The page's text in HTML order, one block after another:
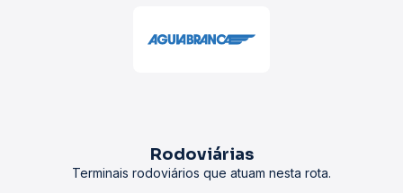
Rodoviárias
Terminais rodoviários que atuam nesta rota.